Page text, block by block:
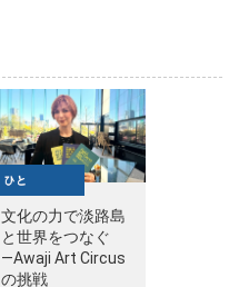
文化の力で淡路島
と世界をつなぐ
—Awaji Art Circus
の挑戦